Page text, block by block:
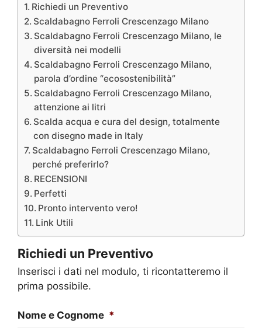
Richiedi un Preventivo
Scaldabagno Ferroli Crescenzago Milano
Scaldabagno Ferroli Crescenzago Milano, le
diversità nei modelli
Scaldabagno Ferroli Crescenzago Milano,
parola d’ordine “ecosostenibilità”
Scaldabagno Ferroli Crescenzago Milano,
attenzione ai litri
Scalda acqua e cura del design, totalmente
con disegno made in Italy
Scaldabagno Ferroli Crescenzago Milano,
perché preferirlo?
RECENSIONI
Perfetti
Pronto intervento vero!
Link Utili
Richiedi un Preventivo
Inserisci i dati nel modulo, ti ricontatteremo il
prima possibile.
Nome e Cognome *